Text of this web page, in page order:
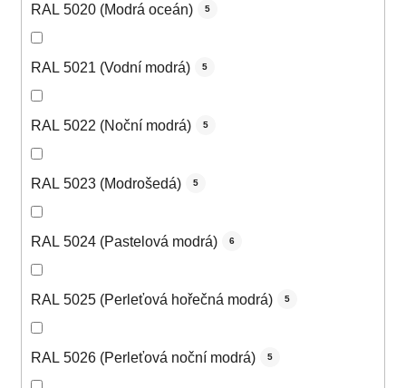
RAL 5020 (Modrá oceán) 5
RAL 5021 (Vodní modrá) 5
RAL 5022 (Noční modrá) 5
RAL 5023 (Modrošedá) 5
RAL 5024 (Pastelová modrá) 6
RAL 5025 (Perleťová hořečná modrá) 5
RAL 5026 (Perleťová noční modrá) 5